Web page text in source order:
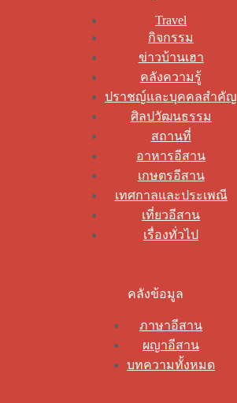
Travel
กิจกรรม
ข่าวบ้านเฮา
คลังความรู้
ปราชญ์และบุคคลสำคัญ
ศิลปวัฒนธรรม
สถานที่
อาหารอีสาน
เกษตรอีสาน
เทศกาลและประเพณี
เที่ยวอีสาน
เรื่องทั่วไป
คลังข้อมูล
ภาษาอีสาน
ผญาอีสาน
บทความทั้งหมด